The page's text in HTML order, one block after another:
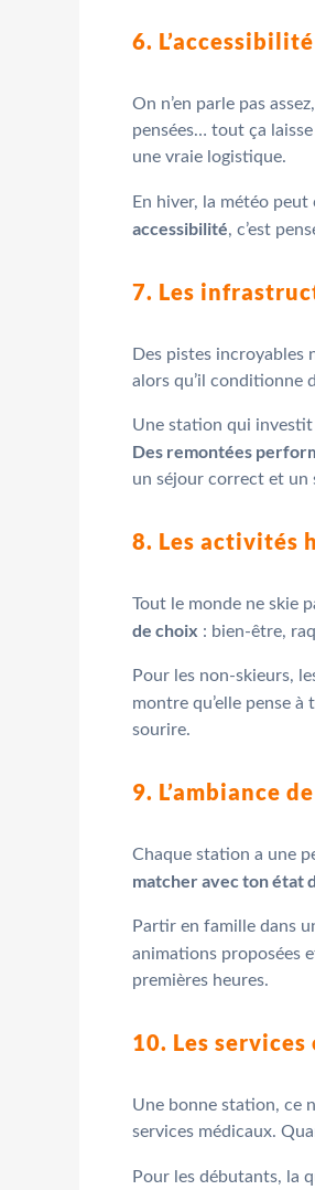
6.
On n’en parle pas
pensées… tout ça
une vraie logistique.
En hiver, la météo
accessibilité, c’est
7. Les
Des pistes incroyables
alors qu’il conditionne
Une station qui
Des remontées
un séjour correct et un
8. Les activités
Tout le monde ne skie
de choix : bien-être,
Pour les non-skieurs,
montre qu’elle pense à
sourire.
9. L’ambiance
Chaque station a une
matcher avec ton état
Partir en famille dans
animations proposées
premières heures.
10. Les
Une bonne station, ce
services médicaux.
Pour les débutants, la